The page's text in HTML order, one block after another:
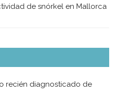
de snórkel en Mallorca
recién diagnosticado de